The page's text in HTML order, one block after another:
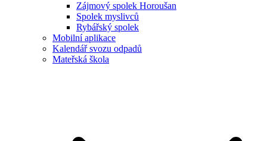
Zájmový spolek Horoušan
Spolek myslivců
Rybářský spolek
Mobilní aplikace
Kalendář svozu odpadů
Mateřská škola